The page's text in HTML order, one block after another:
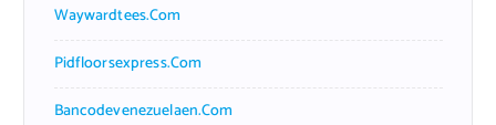
Waywardtees.com
Pidfloorsexpress.com
Bancodevenezuelaen.com